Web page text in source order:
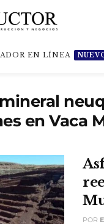
EN LÍNEA
en Vaca
POR